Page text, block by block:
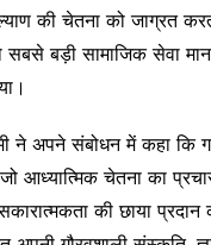
की चेतना को जाग्रत
बड़ी सामाजिक सेवा
ने अपने संबोधन में कहा कि
आध्यात्मिक चेतना का
की छाया प्रदान